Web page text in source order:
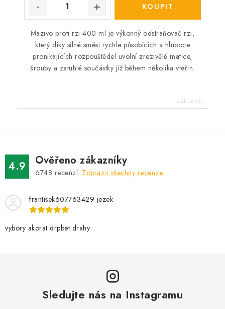
Mazivo proti rzi 400 ml je výkonný odstraňovač rzi,
který díky silné směsi rychle působících a hluboce
pronikajících rozpouštědel uvolní zrezivělé matice,
šrouby a zatuhlé součástky již během několika vteřin.
Kód: 56237
4.9 Ověřeno zákazníky
6748 recenzí. Zobrazit všechny recenze
frantisek607763429 jezek
vybory akorat drpbet drahy
Sledujte nás na Instagramu